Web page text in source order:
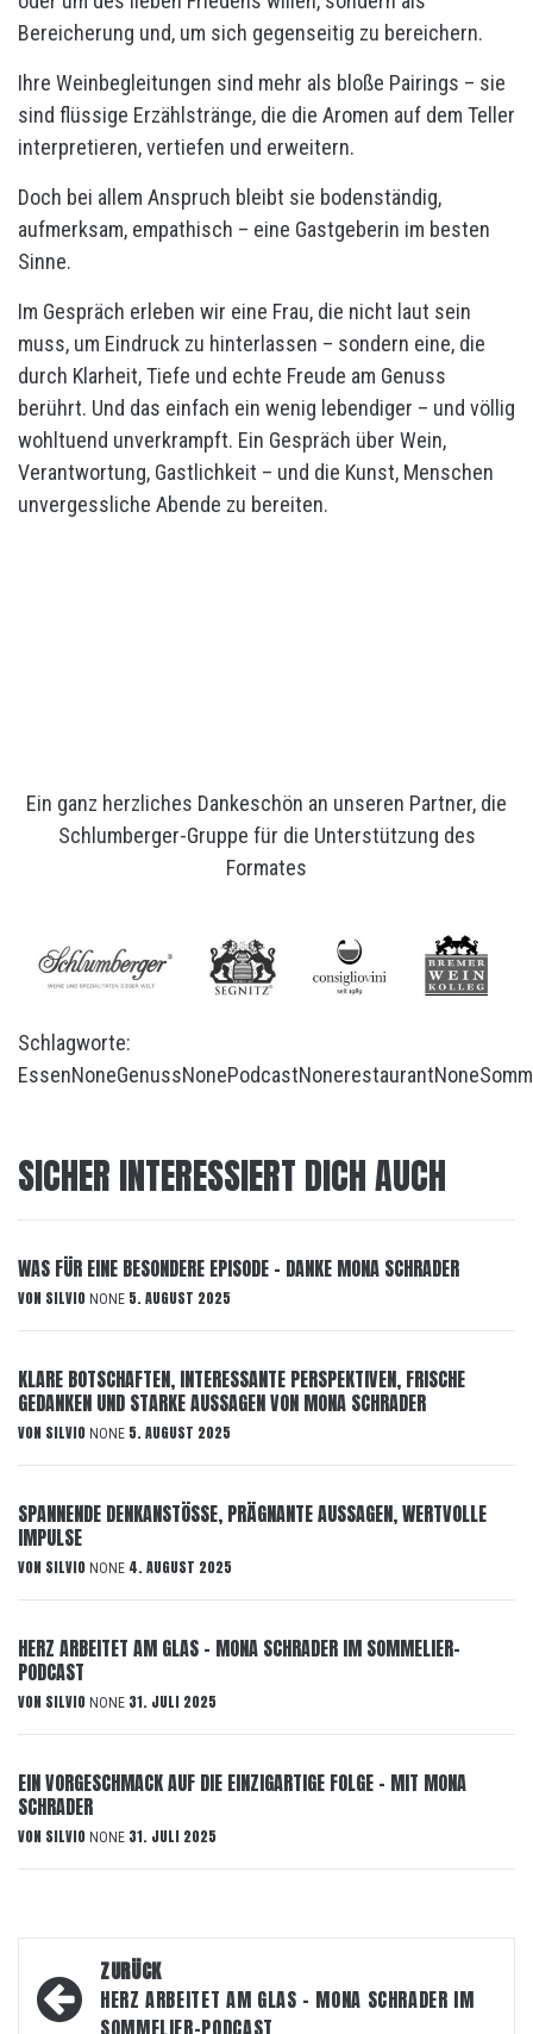
Bereicherung und, um sich gegenseitig zu bereichern.
Ihre Weinbegleitungen sind mehr als bloße Pairings – sie
sind flüssige Erzählstränge, die die Aromen auf dem Teller
interpretieren, vertiefen und erweitern.
Doch bei allem Anspruch bleibt sie bodenständig,
aufmerksam, empathisch – eine Gastgeberin im besten
Sinne.
Im Gespräch erleben wir eine Frau, die nicht laut sein
muss, um Eindruck zu hinterlassen – sondern eine, die
durch Klarheit, Tiefe und echte Freude am Genuss
berührt. Und das einfach ein wenig lebendiger – und völlig
wohltuend unverkrampft. Ein Gespräch über Wein,
Verantwortung, Gastlichkeit – und die Kunst, Menschen
unvergessliche Abende zu bereiten.
Ein ganz herzliches Dankeschön an unseren Partner, die
Schlumberger-Gruppe für die Unterstützung des
Formates
Schlagworte:
EssenNoneGenussNonePodcastNonerestaurantNoneSomm
SICHER INTERESSIERT DICH AUCH
WAS FÜR EINE BESONDERE EPISODE – DANKE MONA SCHRADER
VON SILVIO NONE 5. AUGUST 2025
KLARE BOTSCHAFTEN, INTERESSANTE PERSPEKTIVEN, FRISCHE
GEDANKEN UND STARKE AUSSAGEN VON MONA SCHRADER
VON SILVIO NONE 5. AUGUST 2025
SPANNENDE DENKANSTÖSSE, PRÄGNANTE AUSSAGEN, WERTVOLLE
IMPULSE
VON SILVIO NONE 4. AUGUST 2025
HERZ ARBEITET AM GLAS – MONA SCHRADER IM SOMMELIER-
PODCAST
VON SILVIO NONE 31. JULI 2025
EIN VORGESCHMACK AUF DIE EINZIGARTIGE FOLGE – MIT MONA
SCHRADER
VON SILVIO NONE 31. JULI 2025
Beitragsnavigation
ZURÜCK
HERZ ARBEITET AM GLAS – MONA SCHRADER IM
SOMMELIER-PODCAST